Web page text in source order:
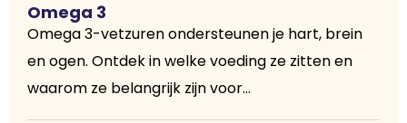
Omega 3
Omega 3-vetzuren ondersteunen je hart, brein
en ogen. Ontdek in welke voeding ze zitten en
waarom ze belangrijk zijn voor...